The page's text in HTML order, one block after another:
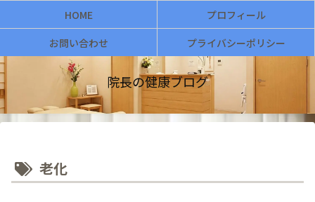
院長の健康ブログ
HOME
プロフィール
お問い合わせ
プライバシーポリシー
老化